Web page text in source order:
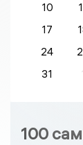
10
17
24
31
100